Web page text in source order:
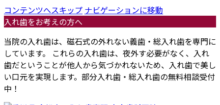
コンテンツへスキップ ナビゲーションに移動
入れ歯をお考えの方へ
当院の入れ歯は、磁石式の外れない義歯・総入れ歯を専門に
しています。 これらの入れ歯は、夜外す必要がなく、入れ
歯だということが他人から気づかれないため、入れ歯で美し
い口元を実現します。部分入れ歯・総入れ歯の無料相談受付
中！